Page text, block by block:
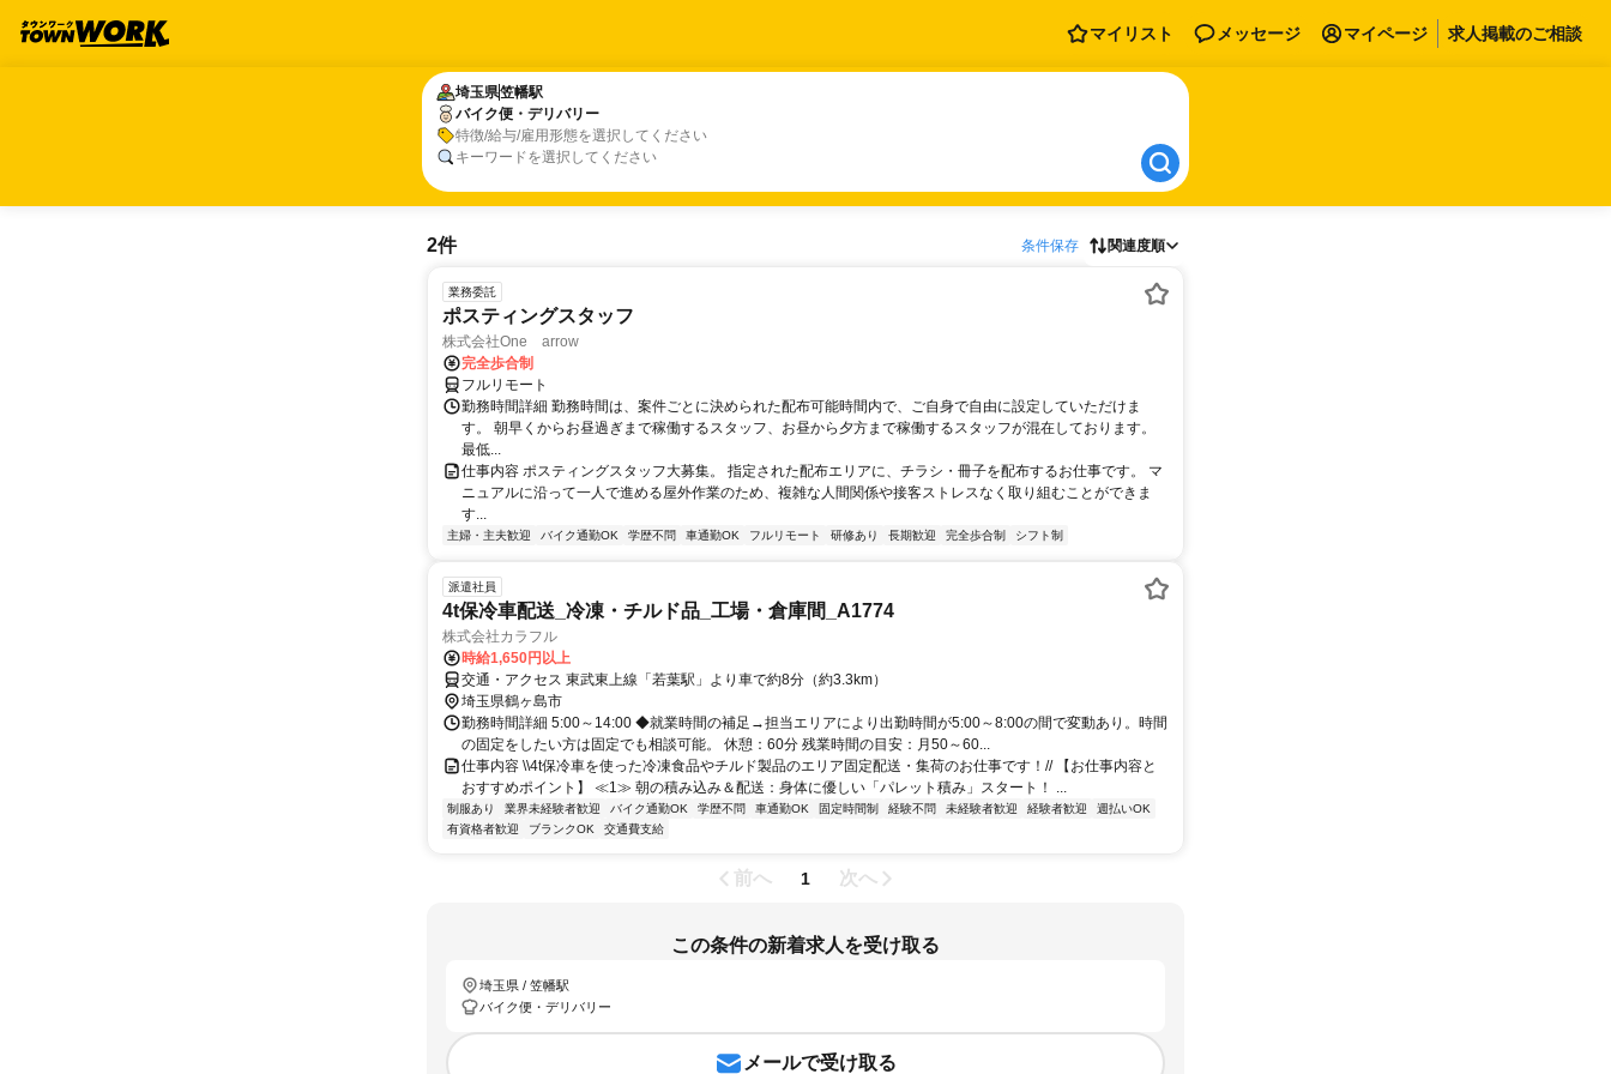
マイリスト メッセージ マイページ 求人掲載のご相談
埼玉県笠幡駅
バイク便・デリバリー
特徴/給与/雇用形態を選択してください
キーワードを選択してください
埼玉県笠幡駅
バイク便・デリバリー
2件 条件保存 関連度順
業務委託
ポスティングスタッフ
株式会社One arrow
完全歩合制
フルリモート
勤務時間詳細 勤務時間は、案件ごとに決められた配布可能時間内で、ご自身で自由に設定していただけま
す。 朝早くからお昼過ぎまで稼働するスタッフ、お昼から夕方まで稼働するスタッフが混在しております。
最低...
仕事内容 ポスティングスタッフ大募集。 指定された配布エリアに、チラシ・冊子を配布するお仕事です。 マ
ニュアルに沿って一人で進める屋外作業のため、複雑な人間関係や接客ストレスなく取り組むことができま
す...
主婦・主夫歓迎 バイク通勤OK 学歴不問 車通勤OK フルリモート 研修あり 長期歓迎 完全歩合制 シフト制
派遣社員
4t保冷車配送_冷凍・チルド品_工場・倉庫間_A1774
株式会社カラフル
時給1,650円以上
交通・アクセス 東武東上線「若葉駅」より車で約8分（約3.3km）
埼玉県鶴ヶ島市
勤務時間詳細 5:00～14:00 ◆就業時間の補足→担当エリアにより出勤時間が5:00～8:00の間で変動あり。時間
の固定をしたい方は固定でも相談可能。 休憩：60分 残業時間の目安：月50～60...
仕事内容 \\4t保冷車を使った冷凍食品やチルド製品のエリア固定配送・集荷のお仕事です！// 【お仕事内容と
おすすめポイント】 ≪1≫ 朝の積み込み＆配送：身体に優しい「パレット積み」スタート！ ...
制服あり 業界未経験者歓迎 バイク通勤OK 学歴不問 車通勤OK 固定時間制 経験不問 未経験者歓迎 経験者歓迎
週払いOK
有資格者歓迎
ブランクOK 交通費支給
前へ 1 次へ
この条件の新着求人を受け取る
埼玉県 / 笠幡駅
バイク便・デリバリー
メールで受け取る